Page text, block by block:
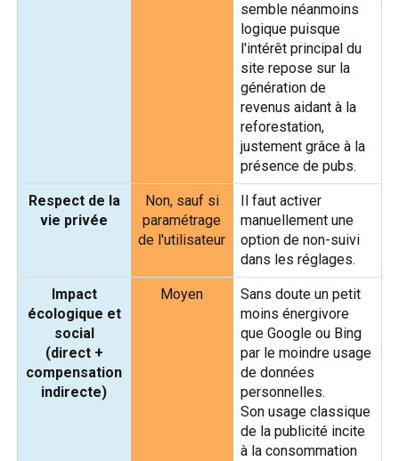
semble néanmoins
logique puisque
l'intérêt principal du
site repose sur la
génération de
revenus aidant à la
reforestation,
justement grâce à la
présence de pubs.
Respect de la
vie privée
Non, sauf si
paramétrage
de l'utilisateur
Il faut activer
manuellement une
option de non-suivi
dans les réglages.
Impact
écologique et
social
(direct +
compensation
indirecte)
Moyen
Sans doute un petit
moins énergivore
que Google ou Bing
par le moindre usage
de données
personnelles.
Son usage classique
de la publicité incite
à la consommation